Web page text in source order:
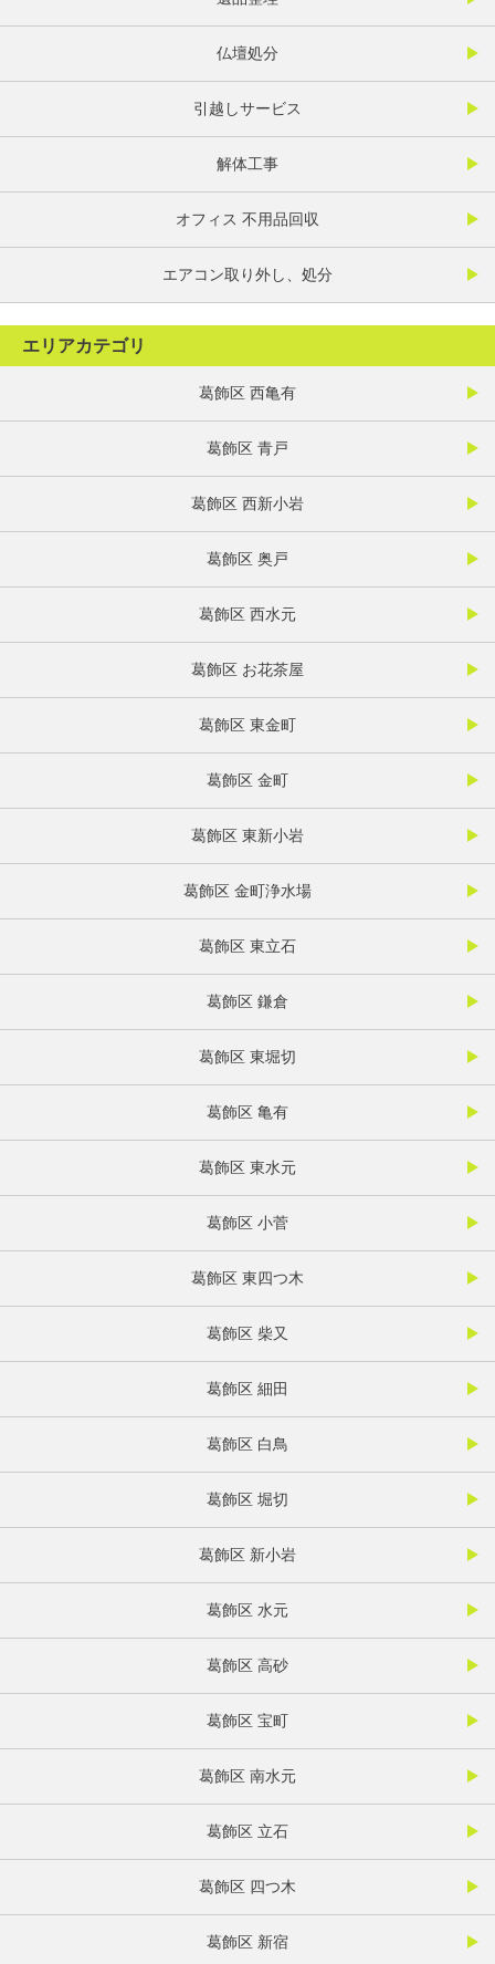
仏壇処分
引越しサービス
解体工事
オフィス 不用品回収
エアコン取り外し、処分
エリアカテゴリ
葛飾区 西亀有
葛飾区 青戸
葛飾区 西新小岩
葛飾区 奥戸
葛飾区 西水元
葛飾区 お花茶屋
葛飾区 東金町
葛飾区 金町
葛飾区 東新小岩
葛飾区 金町浄水場
葛飾区 東立石
葛飾区 鎌倉
葛飾区 東堀切
葛飾区 亀有
葛飾区 東水元
葛飾区 小菅
葛飾区 東四つ木
葛飾区 柴又
葛飾区 細田
葛飾区 白鳥
葛飾区 堀切
葛飾区 新小岩
葛飾区 水元
葛飾区 高砂
葛飾区 宝町
葛飾区 南水元
葛飾区 立石
葛飾区 四つ木
葛飾区 新宿